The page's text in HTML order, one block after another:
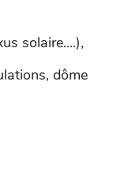
solaire….),
dôme